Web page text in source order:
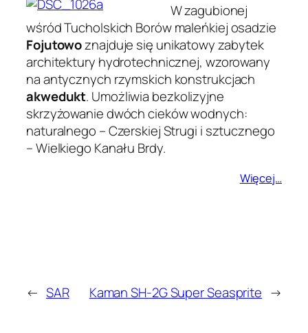
W zagubionej
wśród Tucholskich Borów maleńkiej osadzie
Fojutowoznajduje się unikatowy zabytek
architektury hydrotechnicznej, wzorowany
na antycznych rzymskich konstrukcjach
akwedukt. Umożliwia bezkolizyjne
skrzyżowanie dwóch cieków wodnych:
naturalnego – Czerskiej Strugi i sztucznego
– Wielkiego Kanału Brdy.
Więcej…
← SAR Kaman SH-2G Super Seasprite →